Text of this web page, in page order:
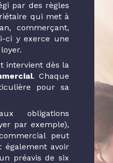
par des règles
qui met à
commerçant,
ci y exerce une
intervient dès la
. Chaque
pour sa
obligations
par exemple),
peut
avoir
préavis de six